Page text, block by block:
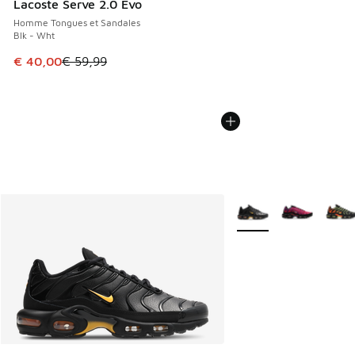
Lacoste Serve 2.0 Evo
Homme Tongues et Sandales
Blk - Wht
Cet article est en promotion. Prix en baisse de € 59,99 à
€ 40,00€ 59,99
Plus de couleurs